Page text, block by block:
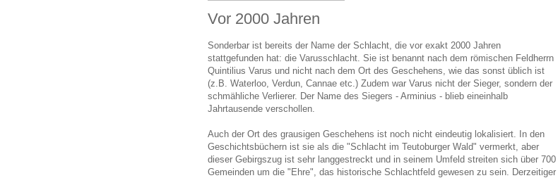
Vor 2000 Jahren
Sonderbar ist bereits der Name der Schlacht, die vor exakt 2000 Jahren
stattgefunden hat: die Varusschlacht. Sie ist benannt nach dem römischen Feldherrn
Quintilius Varus und nicht nach dem Ort des Geschehens, wie das sonst üblich ist
(z.B. Waterloo, Verdun, Cannae etc.) Zudem war Varus nicht der Sieger, sondern der
schmähliche Verlierer. Der Name des Siegers - Arminius - blieb eineinhalb
Jahrtausende verschollen.
Auch der Ort des grausigen Geschehens ist noch nicht eindeutig lokalisiert. In den
Geschichtsbüchern ist sie als die "Schlacht im Teutoburger Wald" vermerkt, aber
dieser Gebirgszug ist sehr langgestreckt und in seinem Umfeld streiten sich über 700
Gemeinden um die "Ehre", das historische Schlachtfeld gewesen zu sein. Derzeitiger